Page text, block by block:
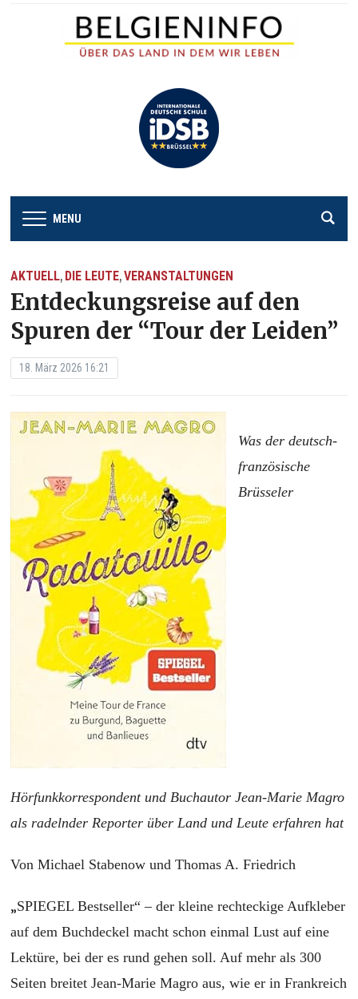
MENU
AKTUELL, DIE LEUTE,VERANSTALTUNGEN
Entdeckungsreise auf den
Spuren der “Tour der Leiden”
18. März 2026 16:21
Was der deutsch-
französische
Brüsseler
Hörfunkkorrespondent und Buchautor Jean-Marie Magro
als radelnder Reporter über Land und Leute erfahren hat
Von Michael Stabenow und Thomas A. Friedrich
„SPIEGEL Bestseller“ – der kleine rechteckige Aufkleber
auf dem Buchdeckel macht schon einmal Lust auf eine
Lektüre, bei der es rund gehen soll. Auf mehr als 300
Seiten breitet Jean-Marie Magro aus, wie er in Frankreich